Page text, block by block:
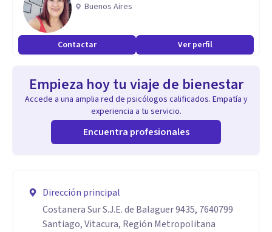
Buenos Aires
Contactar Ver perfil
Empieza hoy tu viaje de bienestar
Accede a una amplia red de psicólogos calificados. Empatía y
experiencia a tu servicio.
Encuentra profesionales
Dirección principal
Costanera Sur S.J.E. de Balaguer 9435, 7640799
Santiago, Vitacura, Región Metropolitana